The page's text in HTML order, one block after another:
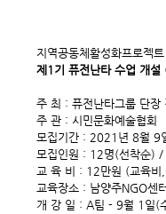
지역공동체활성화프로젝
제1기 퓨전난타 수업 개설
주 최 : 퓨전난타그룹 단장
주 관 : 시민문화예술협회
모집기간 : 2021년 8월 9
모집인원 : 12명(선착순)
교 육 비 : 12만원 (교육비
교육장소 : 남양주NGO센
개 강 일 : A팀 - 9월 1일(